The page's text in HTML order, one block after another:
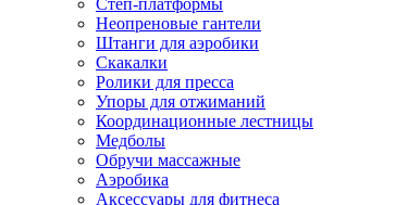
Степ-платформы
Неопреновые гантели
Штанги для аэробики
Скакалки
Ролики для пресса
Упоры для отжиманий
Координационные лестницы
Медболы
Обручи массажные
Аэробика
Аксессуары для фитнеса